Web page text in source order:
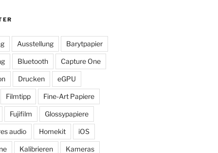
Ausstellung Barytpapier
Bluetooth Capture One
Drucken eGPU
Filmtipp Fine-Art Papiere
Fujifilm Glossypapiere
audio Homekit iOS
Kalibrieren Kameras